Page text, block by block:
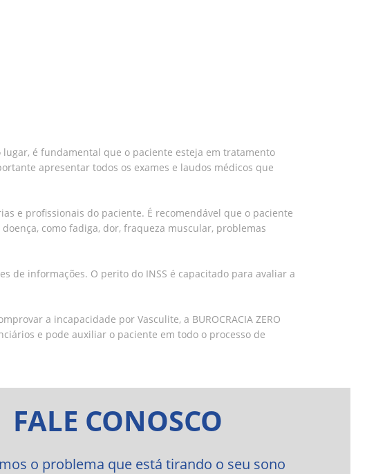
é fundamental que o paciente esteja em tratamento
apresentar todos os exames e laudos médicos que
e profissionais do paciente. É recomendável que o paciente
como fadiga, dor, fraqueza muscular, problemas
de informações. O perito do INSS é capacitado para avaliar a
a incapacidade por Vasculite, a BUROCRACIA ZERO
e pode auxiliar o paciente em todo o processo de
FALE CONOSCO
o problema que está tirando o seu sono